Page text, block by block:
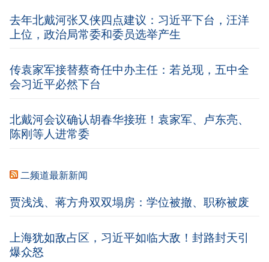
去年北戴河张又侠四点建议：习近平下台，汪洋
上位，政治局常委和委员选举产生
传袁家军接替蔡奇任中办主任：若兑现，五中全
会习近平必然下台
北戴河会议确认胡春华接班！袁家军、卢东亮、
陈刚等人进常委
二频道最新新闻
贾浅浅、蒋方舟双双塌房：学位被撤、职称被废
上海犹如敌占区，习近平如临大敌！封路封天引
爆众怒